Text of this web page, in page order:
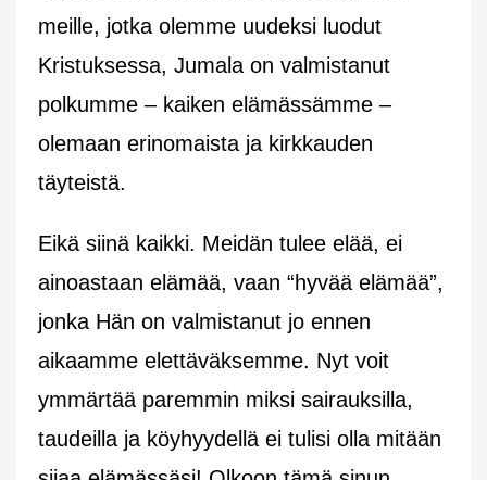
meille, jotka olemme uudeksi luodut
Kristuksessa, Jumala on valmistanut
polkumme – kaiken elämässämme –
olemaan erinomaista ja kirkkauden
täyteistä.
Eikä siinä kaikki. Meidän tulee elää, ei
ainoastaan elämää, vaan “hyvää elämää”,
jonka Hän on valmistanut jo ennen
aikaamme elettäväksemme. Nyt voit
ymmärtää paremmin miksi sairauksilla,
taudeilla ja köyhyydellä ei tulisi olla mitään